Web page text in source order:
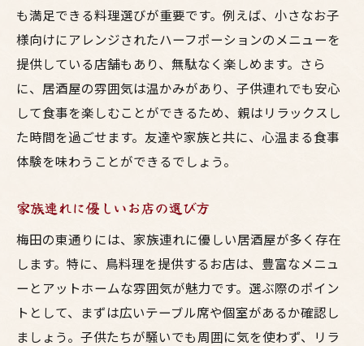
も満足できる料理選びが重要です。例えば、小さなお子
様向けにアレンジされたハーフポーションのメニューを
提供している店舗もあり、無駄なく楽しめます。さら
に、居酒屋の雰囲気は温かみがあり、子供連れでも安心
して食事を楽しむことができるため、親はリラックスし
た時間を過ごせます。友達や家族と共に、心温まる食事
体験を味わうことができるでしょう。
家族連れに優しいお店の選び方
梅田の東通りには、家族連れに優しい居酒屋が多く存在
します。特に、鳥料理を提供するお店は、豊富なメニュ
ーとアットホームな雰囲気が魅力です。選ぶ際のポイン
トとして、まずは広いテーブル席や個室があるか確認し
ましょう。子供たちが騒いでも周囲に気を使わず、リラ